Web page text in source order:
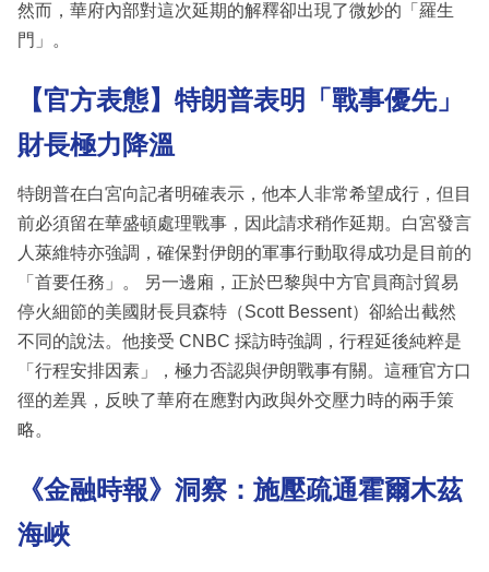
然而，華府內部對這次延期的解釋卻出現了微妙的「羅生
門」。
【官方表態】特朗普表明「戰事優先」
財長極力降溫
特朗普在白宮向記者明確表示，他本人非常希望成行，但目
前必須留在華盛頓處理戰事，因此請求稍作延期。白宮發言
人萊維特亦強調，確保對伊朗的軍事行動取得成功是目前的
「首要任務」。 另一邊廂，正於巴黎與中方官員商討貿易
停火細節的美國財長貝森特（Scott Bessent）卻給出截然
不同的說法。他接受 CNBC 採訪時強調，行程延後純粹是
「行程安排因素」，極力否認與伊朗戰事有關。這種官方口
徑的差異，反映了華府在應對內政與外交壓力時的兩手策
略。
《金融時報》洞察：施壓疏通霍爾木茲
海峽